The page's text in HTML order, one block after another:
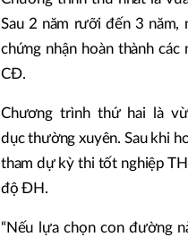
Sau 2 năm rưỡi đến 3
chứng nhận hoàn thành
CĐ.
Chương trình thứ hai là
dục thường xuyên. Sau khi
tham dự kỳ thi tốt nghiệp
độ ĐH.
“Nếu lựa chọn con đường